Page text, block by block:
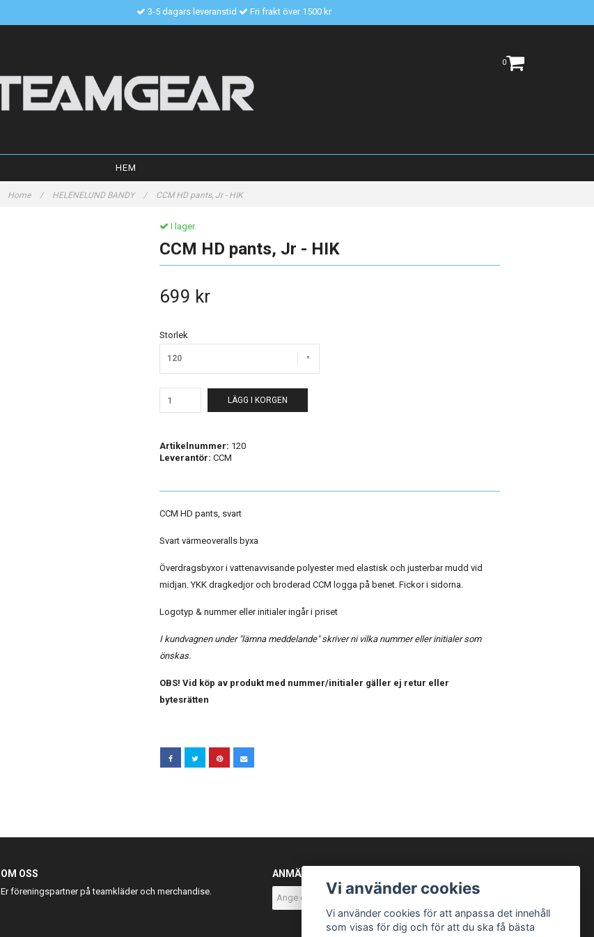
3-5 dagars leveranstid Fri frakt över 1500 kr
0
HEM
Home / HELENELUND BANDY / CCM HD pants, Jr - HIK
I lager.
CCM HD pants, Jr - HIK
699 kr
Storlek
120
LÄGG I KORGEN
Artikelnummer: 120
Leverantör: CCM
CCM HD pants, svart
Svart värmeoveralls byxa
Överdragsbyxor i vattenavvisande polyester med elastisk och justerbar mudd vid
midjan. YKK dragkedjor och broderad CCM logga på benet. Fickor i sidorna.
Logotyp & nummer eller initialer ingår i priset
I kundvagnen under "lämna meddelande" skriver ni vilka nummer eller initialer som
önskas.
OBS! Vid köp av produkt med nummer/initialer gäller ej retur eller
bytesrätten
OM OSS
Er föreningspartner på teamkläder och merchandise.
ANMÄL DIG TILL VÅRT NYHETSBREV
Prenumerera
Vi använder cookies
Vi använder cookies för att anpassa det innehåll
som visas för dig och för att du ska få bästa